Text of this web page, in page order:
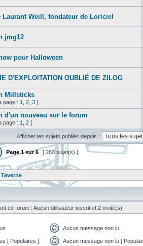
Laurant Weill, fondateur de Loriciel
jmg12
pour Halloween
D'EXPLOITATION OUBLIÉ DE ZILOG
Millsticks
page : 1 2 3 ]
d'un nouveau sur le forum
page : 1 2 ]
Afficher les sujets publiés depuis :
Page1sur6 [ 280 sujet(s) ]
ce forum : Aucun utilisateur inscrit et 2 invité(s)
Aucun message non lu
[ Populaires ] Aucun message non lu [